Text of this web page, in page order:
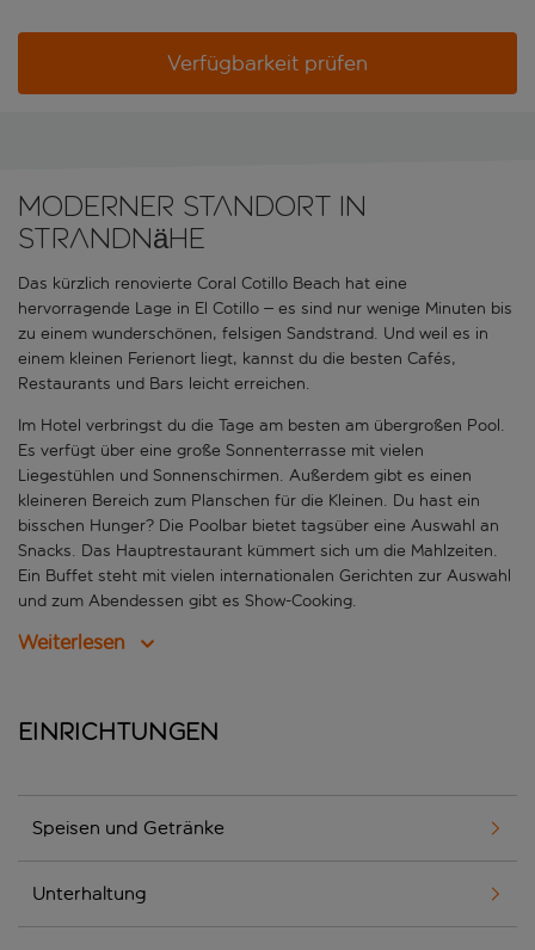
Verfügbarkeit prüfen
Moderner Standort in
Strandnähe
Das kürzlich renovierte Coral Cotillo Beach hat eine
hervorragende Lage in El Cotillo – es sind nur wenige Minuten bis
zu einem wunderschönen, felsigen Sandstrand. Und weil es in
einem kleinen Ferienort liegt, kannst du die besten Cafés,
Restaurants und Bars leicht erreichen.
Im Hotel verbringst du die Tage am besten am übergroßen Pool.
Es verfügt über eine große Sonnenterrasse mit vielen
Liegestühlen und Sonnenschirmen. Außerdem gibt es einen
kleineren Bereich zum Planschen für die Kleinen. Du hast ein
bisschen Hunger? Die Poolbar bietet tagsüber eine Auswahl an
Snacks. Das Hauptrestaurant kümmert sich um die Mahlzeiten.
Ein Buffet steht mit vielen internationalen Gerichten zur Auswahl
und zum Abendessen gibt es Show-Cooking.
Weiterlesen
Einrichtungen
Speisen und Getränke
Unterhaltung